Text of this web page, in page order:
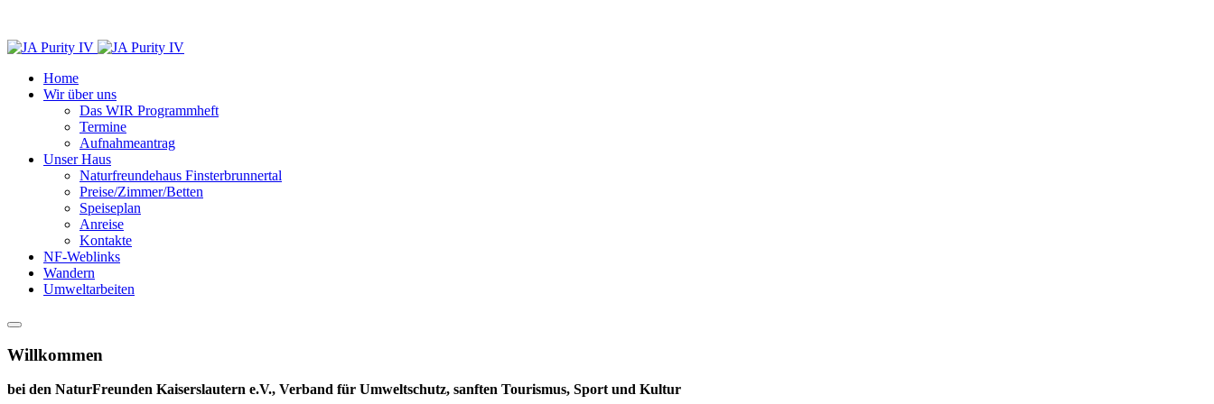
Home
Wir über uns
Das WIR Programmheft
Termine
Aufnahmeantrag
Unser Haus
Naturfreundehaus Finsterbrunnertal
Preise/Zimmer/Betten
Speiseplan
Anreise
Kontakte
NF-Weblinks
Wandern
Umweltarbeiten
Willkommen
bei den NaturFreunden Kaiserslautern e.V., Verband für Umweltschutz, sanften Tourismus, Sport und Kultur